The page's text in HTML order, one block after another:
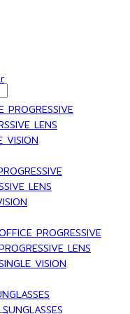
PROGRESSIVE
LENS
VISION
LENS
PROGRESSIVE
LENS
VISION